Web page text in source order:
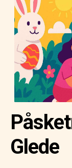
Glede